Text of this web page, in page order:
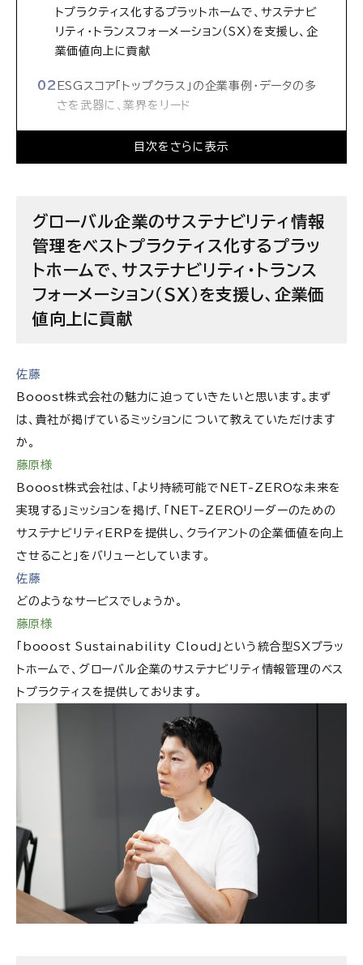
目次をさらに表示
トプラクティス化するプラットホームで、サステナビ
リティ・トランスフォーメーション（SX）を支援し、企
業価値向上に貢献
ESGスコア「トップクラス」の企業事例・データの多
さを武器に、業界をリード
サステナビリティ市場は拡大傾向、ここで得た「スキ
飛躍できる
エネルギーへの問題意識は幼少期の原体験から。大
学で再エネ政策を研究後、新卒はメガバンクへ
外資系コンサルでは、「一歩踏み込んだ思考と顧客
への働きかけを心がけ」、順調にシニアマネジャーま
に引かれBooost株式会社へ
コンサルとの違いは「実務運用レベル」まで求められ
booost technologies株式会社の求人情報
グローバル企業のサステナビリティ情報
管理をベストプラクティス化するプラッ
トホームで、サステナビリティ・トランス
フォーメーション（SX）を支援し、企業価
値向上に貢献
佐藤
Booost株式会社の魅力に迫っていきたいと思います。まず
は、貴社が掲げているミッションについて教えていただけます
か。
藤原様
Booost株式会社は、「より持続可能でNET-ZEROな未来を
実現する」ミッションを掲げ、「NET-ZERＯリーダーのための
サステナビリティERPを提供し、クライアントの企業価値を向上
させること」をバリューとしています。
佐藤
どのようなサービスでしょうか。
藤原様
「booost Sustainability Cloud」という統合型SXプラッ
トホームで、グローバル企業のサステナビリティ情報管理のベス
トプラクティスを提供しております。